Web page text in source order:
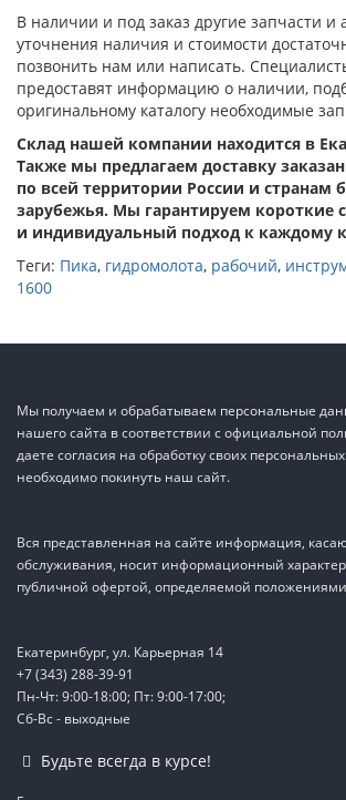
В наличии и под заказ другие запчасти и
уточнения наличия и стоимости
позвонить нам или написать.
предоставят информацию о наличии,
оригинальному каталогу необходимые
Склад нашей компании находится в
Также мы предлагаем доставку
по всей территории России и странам
зарубежья. Мы гарантируем короткие
и индивидуальный подход к каждому
Теги: Пика, гидромолота, рабочий,
1600
Мы получаем и обрабатываем персональные
нашего сайта в соответствии с официальной
даете согласия на обработку своих
необходимо покинуть наш сайт.
Вся представленная на сайте информация,
обслуживания, носит информационный
публичной офертой, определяемой
Екатеринбург, ул. Карьерная 14
+7 (343) 288-39-91
Пн-Чт: 9:00-18:00; Пт: 9:00-17:00;
Сб-Вс - выходные
Будьте всегда в курсе!